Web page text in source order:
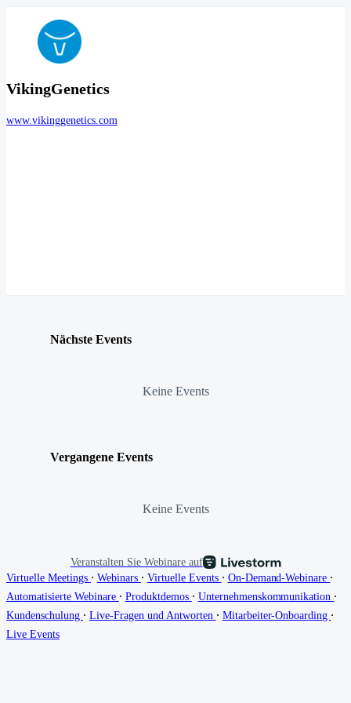
VikingGenetics
www.vikinggenetics.com
Nächste Events
Keine Events
Vergangene Events
Keine Events
Veranstalten Sie Webinare auf
Virtuelle Meetings ∙ Webinars ∙ Virtuelle Events ∙ On-Demand-Webinare ∙
Automatisierte Webinare ∙ Produktdemos ∙ Unternehmenskommunikation ∙
Kundenschulung ∙ Live-Fragen und Antworten ∙ Mitarbeiter-Onboarding ∙
Live Events